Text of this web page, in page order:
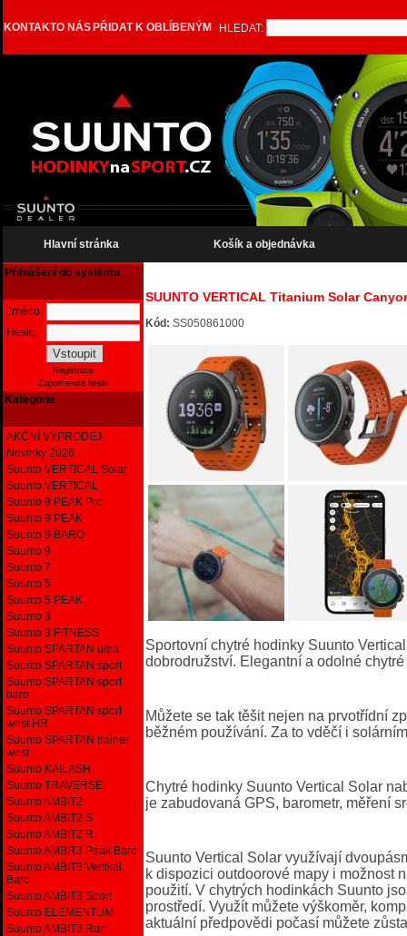
KONTAKTO NÁS PŘIDAT K OBLÍBENÝM HLEDAT:
Hlavní stránka Košík a objednávka
Přihlášení do systému
Jméno:
Heslo:
Registrace
Zapomenuté heslo
Kategorie
AKČNÍ VÝPRODEJ
Novinky 2026
Suunto VERTICAL Solar
Suunto VERTICAL
Suunto 9 PEAK Pro
Suunto 9 PEAK
Suunto 9 BARO
Suunto 9
Suunto 7
Suunto 5
Suunto 5 PEAK
Suunto 3
Suunto 3 FITNESS
Suunto SPARTAN ultra
Suunto SPARTAN sport
Suunto SPARTAN sport
baro
Suunto SPARTAN sport
wrist HR
Suunto SPARTAN trainer
wrist
Suunto KAILASH
Suunto TRAVERSE
Suunto AMBIT2
Suunto AMBIT2 S
Suunto AMBIT2 R
Suunto AMBIT3 Peak Baro
Suunto AMBIT3 Vertikal
Baro
Suunto AMBIT3 Sport
Suunto ELEMENTUM
Suunto AMBIT3 Run
SUUNTO VERTICAL Titanium Solar
Kód: SS050861000
Sportovní chytré hodinky Suunto
dobrodružství. Elegantní a odolné
Můžete se tak těšit nejen na prvotřídní
běžném používání. Za to vděčí i
Chytré hodinky Suunto Vertical Solar
je zabudovaná GPS, barometr, měření
Suunto Vertical Solar využívají
k dispozici outdoorové mapy i možnost
použití. V chytrých hodinkách Suunto
prostředí. Využít můžete výškoměr,
aktuální předpovědi počasí můžete